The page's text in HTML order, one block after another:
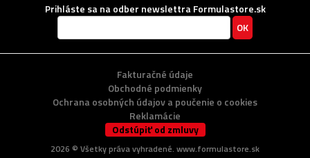
Prihláste sa na odber newslettra Formulastore.sk
Fakturačné údaje
Obchodné podmienky
Ochrana osobných údajov a poučenie o cookies
Reklamácie
Odstúpiť od zmluvy
2026 © Všetky práva vyhradené. www.formulastore.sk